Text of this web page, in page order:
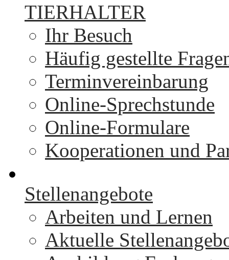
TIERHALTER
Ihr Besuch
Häufig gestellte
Terminvereinbarung
Online-Sprechstunde
Online-Formulare
Kooperationen und
Stellenangebote
Arbeiten und Lernen
Aktuelle